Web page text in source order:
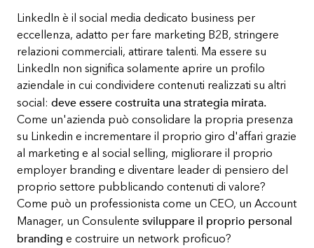
LinkedIn è il social media dedicato business per
eccellenza, adatto per fare marketing B2B, stringere
relazioni commerciali, attirare talenti. Ma essere su
LinkedIn non significa solamente aprire un profilo
aziendale in cui condividere contenuti realizzati su altri
social: deve essere costruita una strategia mirata.
Come un'azienda può consolidare la propria presenza
su Linkedin e incrementare il proprio giro d'affari grazie
al marketing e al social selling, migliorare il proprio
employer branding e diventare leader di pensiero del
proprio settore pubblicando contenuti di valore?
Come può un professionista come un CEO, un Account
Manager, un Consulente sviluppare il proprio personal
branding e costruire un network proficuo?